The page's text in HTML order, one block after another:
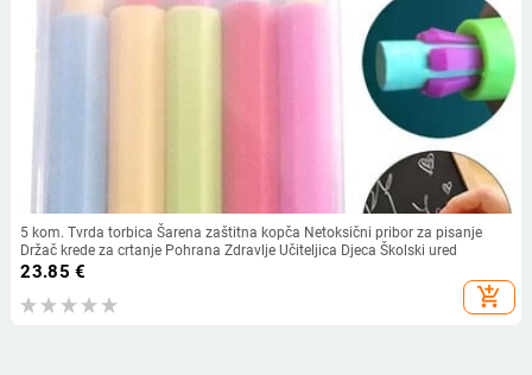
5 kom. Tvrda torbica Šarena zaštitna kopča Netoksični pribor za pisanje
Držač krede za crtanje Pohrana Zdravlje Učiteljica Djeca Školski ured
23.85 €
add_shopping_cart